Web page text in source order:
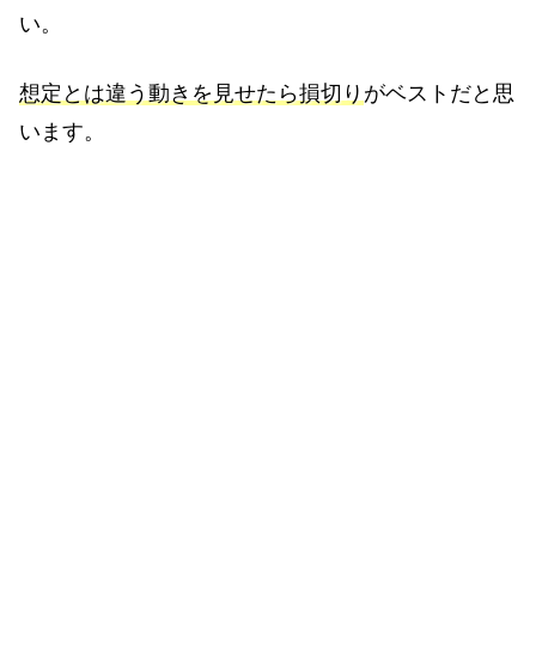
い。
想定とは違う動きを見せたら損切り がベストだと思
います。